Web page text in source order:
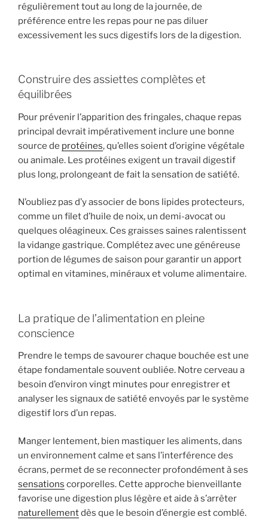
régulièrement tout au long de la journée, de
préférence entre les repas pour ne pas diluer
excessivement les sucs digestifs lors de la digestion.
Construire des assiettes complètes et
équilibrées
Pour prévenir l’apparition des fringales, chaque repas
principal devrait impérativement inclure une bonne
source de protéines, qu’elles soient d’origine végétale
ou animale. Les protéines exigent un travail digestif
plus long, prolongeant de fait la sensation de satiété.
N’oubliez pas d’y associer de bons lipides protecteurs,
comme un filet d’huile de noix, un demi-avocat ou
quelques oléagineux. Ces graisses saines ralentissent
la vidange gastrique. Complétez avec une généreuse
portion de légumes de saison pour garantir un apport
optimal en vitamines, minéraux et volume alimentaire.
La pratique de l’alimentation en pleine
conscience
Prendre le temps de savourer chaque bouchée est une
étape fondamentale souvent oubliée. Notre cerveau a
besoin d’environ vingt minutes pour enregistrer et
analyser les signaux de satiété envoyés par le système
digestif lors d’un repas.
Manger lentement, bien mastiquer les aliments, dans
un environnement calme et sans l’interférence des
écrans, permet de se reconnecter profondément à ses
sensations corporelles. Cette approche bienveillante
favorise une digestion plus légère et aide à s’arrêter
naturellementdès que le besoin d’énergie est comblé.